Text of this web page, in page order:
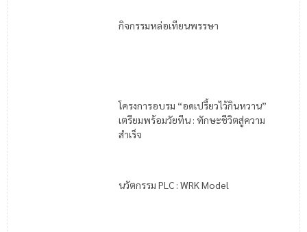
กิจกรรมหล่อเทียนพรรษา
โครงการอบรม “อดเปรี้ยวไว้กินหวาน”
เตรียมพร้อมวัยทีน : ทักษะชีวิตสู่ความ
สำเร็จ
นวัตกรรม PLC : WRK Model